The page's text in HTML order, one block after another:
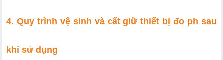
4. Quy trình vệ sinh và cất giữ thiết bị đo ph sau
khi sử dụng